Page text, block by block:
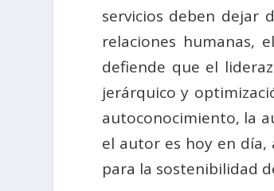
servicios deben dejar
relaciones humanas,
defiende que el
jerárquico y
autoconocimiento, la
el autor es hoy en día,
para la sostenibilidad